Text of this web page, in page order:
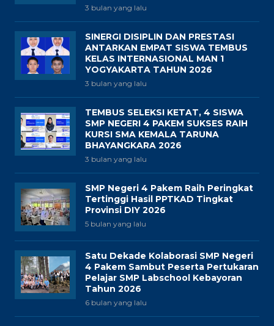
3 bulan yang lalu
SINERGI DISIPLIN DAN PRESTASI
ANTARKAN EMPAT SISWA TEMBUS
KELAS INTERNASIONAL MAN 1
YOGYAKARTA TAHUN 2026
3 bulan yang lalu
TEMBUS SELEKSI KETAT, 4 SISWA
SMP NEGERI 4 PAKEM SUKSES RAIH
KURSI SMA KEMALA TARUNA
BHAYANGKARA 2026
3 bulan yang lalu
SMP Negeri 4 Pakem Raih Peringkat
Tertinggi Hasil PPTKAD Tingkat
Provinsi DIY 2026
5 bulan yang lalu
Satu Dekade Kolaborasi SMP Negeri
4 Pakem Sambut Peserta Pertukaran
Pelajar SMP Labschool Kebayoran
Tahun 2026
6 bulan yang lalu